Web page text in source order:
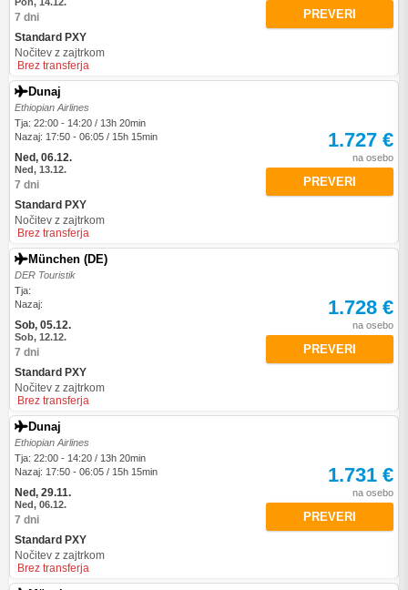
7 dni
Standard PXY
Nočitev z zajtrkom
Brez transferja
PREVERI
Dunaj
Ethiopian Airlines
Tja: 22:00 - 14:20 / 13h 20min
Nazaj: 17:50 - 06:05 / 15h 15min
Ned, 06.12.
Ned, 13.12.
7 dni
Standard PXY
Nočitev z zajtrkom
Brez transferja
1.727 €
na osebo
PREVERI
München (DE)
DER Touristik
Tja:
Nazaj:
Sob, 05.12.
Sob, 12.12.
7 dni
Standard PXY
Nočitev z zajtrkom
Brez transferja
1.728 €
na osebo
PREVERI
Dunaj
Ethiopian Airlines
Tja: 22:00 - 14:20 / 13h 20min
Nazaj: 17:50 - 06:05 / 15h 15min
Ned, 29.11.
Ned, 06.12.
7 dni
Standard PXY
Nočitev z zajtrkom
Brez transferja
1.731 €
na osebo
PREVERI